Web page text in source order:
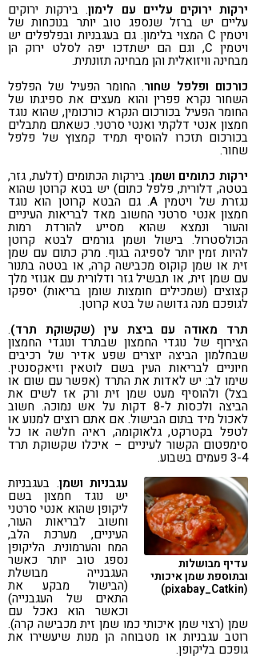
ירקות ירוקים עליים עם לימון. בירקות ירוקים
עליים יש ברזל שנספג טוב יותר בנוכחות של
ויטמין C המצוי בלימון. גם בעגבניות ובפלפלים יש
ויטמין C, וגם הם ישתדכו יפה לסלט ירוק הן
מבחינה וויזואלית והן מבחינה תזונתית.
כורכום ופלפל שחור. החומר הפעיל של הפלפל
השחור נקרא פפרין והוא מעצים את ספיגתו של
החומר הפעיל בכורכום הנקרא כורכומין, שהוא נוגד
חמצון אנטי דלקתי ואנטי סרטני. כשאתם מתבלים
בכורכום תזכרו להוסיף תמיד קמצוץ של פלפל
שחור.
ירקות כתומים ושמן. בירקות הכתומים (דלעת, גזר,
בטטה, דלורית, פלפל כתום) יש בטא קרוטן שהוא
נגזרת של ויטמין A. גם הבטא קרוטן הוא נוגד
חמצון אנטי סרטני החשוב מאד לבריאות העיניים
והעור ונמצא שהוא מסייע להורדת רמות
הכולסטרול. בישול ושמן גורמים לבטא קרוטן
להיות זמין יותר לספיגה בגוף. מרק כתום עם שמן
זית או שמן קוקוס מכבישה קרה, או בטטה בתנור
עם שמן זית, או תבשיל גזר ודלורית עם אגוזי מלך
קצוצים (שמכילים חומצות שומן בריאות) יספקו
לגופכם מנה גדושה של בטא קרוטן.
תרד מאודה עם ביצת עין (שקשוקת תרד).
הצירוף של נוגדי החמצון שבתרד ונוגדי החמצון
שבחלמון הביצה יוצרים שפע אדיר של רכיבים
חיוניים לבריאות העין בשם לוטאין וזיאקסנטין.
שימו לב: יש לאדות את התרד (אפשר עם שום או
בצל) ולהוסיף מעט שמן זית ורק אז לשים את
הביצה ולכסות ל-8 דקות על אש נמוכה. חשוב
לאכול מיד בתום הבישול. אם אתם רוצים למנוע או
לטפל בקטרקט, גלאוקומה, ראיה חלשה או כל
סימפטום הקשור לעיניים – איכלו שקשוקת תרד
3-4 פעמים בשבוע.
עדיף מבושלות
ובתוספת שמן איכותי
(pixabay_Catkin)
עגבניות ושמן. בעגבניות
יש נוגד חמצון בשם
ליקופן שהוא אנטי סרטני
וחשוב לבריאות העור,
העיניים, מערכת הלב,
המח והערמונית. הליקופן
נספג טוב יותר כאשר
העגבנייה מבושלת
(הבישול מבקע את
התאים של העגבנייה)
וכאשר הוא נאכל עם
שמן (רצוי שמן איכותי כמו שמן זית מכבישה קרה).
רוטב עגבניות או מטבוחה הן מנות שיעשירו את
גופכם בליקופן.